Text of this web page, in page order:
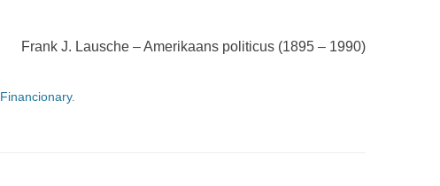
Frank J. Lausche – Amerikaans politicus (1895 – 1990)
Financionary.